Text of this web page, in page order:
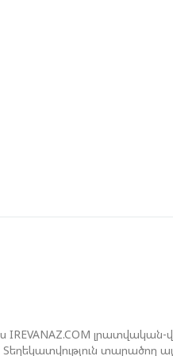
լրատվական-
տարածող այլ